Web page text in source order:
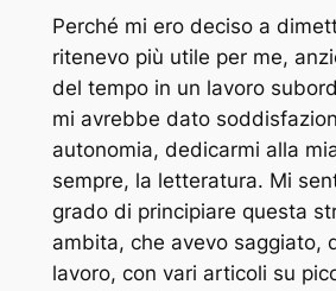
Perché mi ero deciso a
ritenevo più utile per me,
del tempo in un lavoro
mi avrebbe dato
autonomia, dedicarmi alla
sempre, la letteratura. Mi
grado di principiare questa
ambita, che avevo saggiato,
lavoro, con vari articoli su